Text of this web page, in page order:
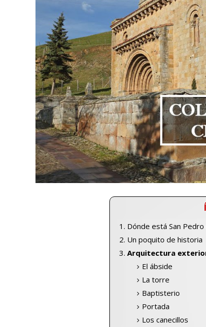
Dónde está San
Un poquito de historia
Arquitectura
El ábside
La torre
Baptisterio
Portada
Los canecillos